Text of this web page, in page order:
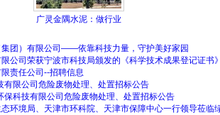
广灵金隅水泥：做行业
团）有限公司——依靠科技力量，守护美好家园
公司荣获宁波市科技局颁发的《科学技术成果登记证书
责任公司--招聘信息
有限公司危险废物处理、处置招标公告
科技有限公司危险废物处理、处置招标公告
环境局、天津市环科院、天津市保障中心一行领导莅临